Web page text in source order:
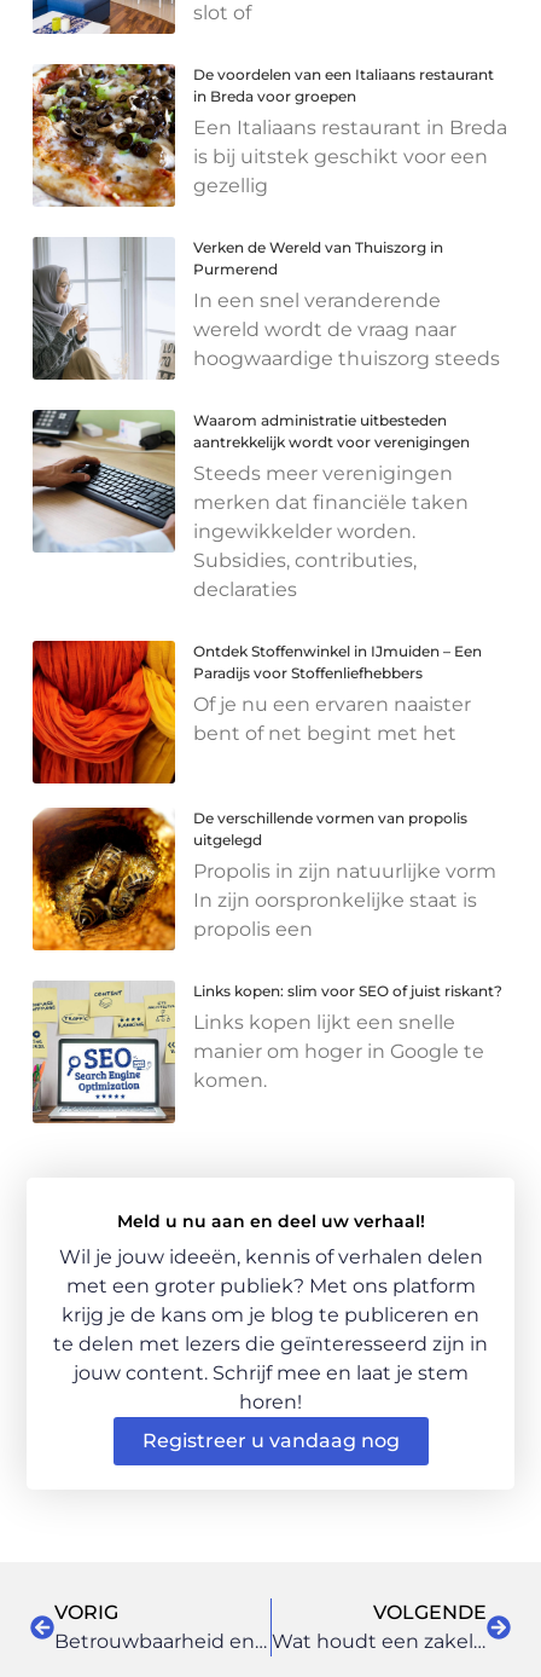
slot of
De voordelen van een Italiaans restaurant
in Breda voor groepen
Een Italiaans restaurant in Breda
is bij uitstek geschikt voor een
gezellig
Verken de Wereld van Thuiszorg in
Purmerend
In een snel veranderende
wereld wordt de vraag naar
hoogwaardige thuiszorg steeds
Waarom administratie uitbesteden
aantrekkelijk wordt voor verenigingen
Steeds meer verenigingen
merken dat financiële taken
ingewikkelder worden.
Subsidies, contributies,
declaraties
Ontdek Stoffenwinkel in IJmuiden – Een
Paradijs voor Stoffenliefhebbers
Of je nu een ervaren naaister
bent of net begint met het
De verschillende vormen van propolis
uitgelegd
Propolis in zijn natuurlijke vorm
In zijn oorspronkelijke staat is
propolis een
Links kopen: slim voor SEO of juist riskant?
Links kopen lijkt een snelle
manier om hoger in Google te
komen.
Meld u nu aan en deel uw verhaal!
Wil je jouw ideeën, kennis of verhalen delen
met een groter publiek? Met ons platform
krijg je de kans om je blog te publiceren en
te delen met lezers die geïnteresseerd zijn in
jouw content. Schrijf mee en laat je stem
horen!
Registreer u vandaag nog
VORIG
Betrouwbaarheid en grip op internationale logistiek
VOLGENDE
Wat houdt een zakelijke financial lease precies in?